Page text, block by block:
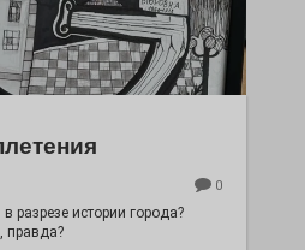
0
разрезе истории города?
правда?